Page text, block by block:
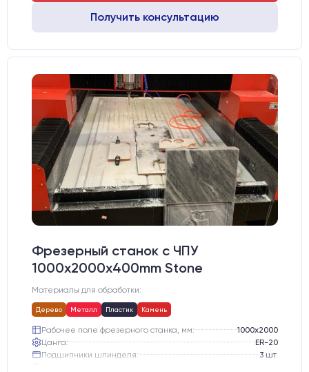
Получить консультацию
Фрезерный станок с ЧПУ
1000x2000х400mm Stone
Материалы для обработки:
Дерево Металл Пластик Камень
Рабочее поле фрезерного станка, мм:
1000х2000
Цанга:
ER-20
Подшипники шпинделя:
3 шт.